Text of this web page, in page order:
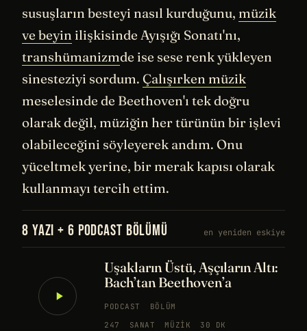
susuşların besteyi nasıl kurduğunu, müzik
ve beyin ilişkisinde Ayışığı Sonatı'nı,
transhümanizmde ise sese renk yükleyen
sinesteziyi sordum. Çalışırken müzik
meselesinde de Beethoven'ı tek doğru
olarak değil, müziğin her türünün bir işlevi
olabileceğini söyleyerek andım. Onu
yüceltmek yerine, bir merak kapısı olarak
kullanmayı tercih ettim.
8 YAZI + 6 PODCAST BÖLÜMÜ en yeniden eskiye
Uşakların Üstü, Aşçıların Altı:
Bach’tan Beethoven’a
PODCAST
BÖLÜM
247
SANAT MÜZIK 30 DK